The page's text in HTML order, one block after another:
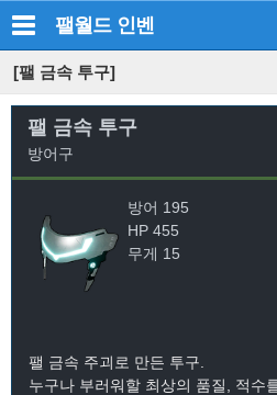
팰월드 인벤
[팰 금속 투구]
팰 금속 투구
방어구
방어 195
HP 455
무게 15
팰 금속 주괴로 만든 투구.
누구나 부러워할 최상의 품질, 적수